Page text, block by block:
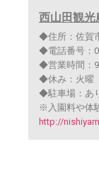
西山田観光
◆住所：佐賀
◆電話番号：
◆営業時間：
◆休み：火曜
◆駐車場：あ
※入園料や体
http://